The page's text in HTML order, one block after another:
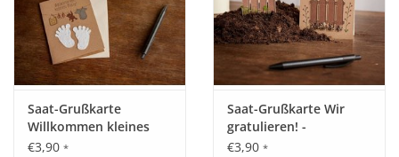
Saat-Grußkarte
Willkommen kleines
Baby
€3,90 *
Saat-Grußkarte Wir
gratulieren! -
Vogelhochzeit
€3,90 *